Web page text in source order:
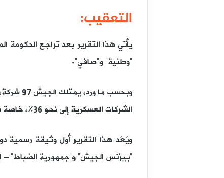
التعقيب:
يأتي هذا التقرير بعد تراجع
“وطنية” و”صافي”.
الشركات العسكرية إلى نحو 36%، خاصة في قطاعات مثل الرخام، الجرانيت، الأسمنت، والصلب.
ويُعَد هذا التقرير أول وثيقة رسمية
“بيزنس الجيش” و”جمهورية الضباط” –